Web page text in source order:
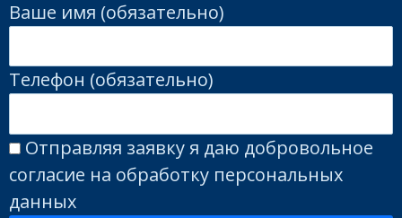
Ваше имя (обязательно)
Телефон (обязательно)
Отправляя заявку я даю добровольное
согласие на обработку персональных
данных